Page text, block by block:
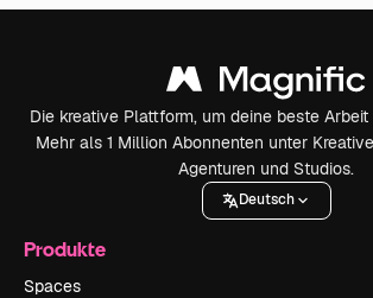
Die kreative Plattform, um deine beste
Mehr als 1 Million Abonnenten unter
Agenturen und Studios.
Deutsch
Produkte
Spaces